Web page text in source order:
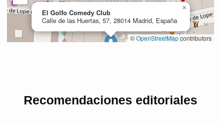
Recomendaciones editoriales